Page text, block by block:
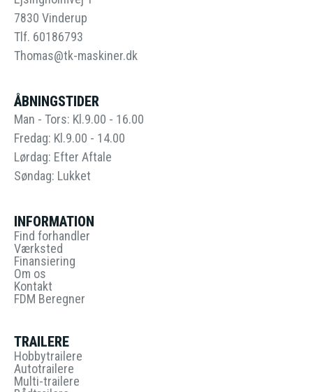
7830 Vinderup
Tlf. 60186793
Thomas@tk-maskiner.dk
ÅBNINGSTIDER
Man - Tors: Kl.9.00 - 16.00
Fredag: Kl.9.00 - 14.00
Lørdag: Efter Aftale
Søndag: Lukket
INFORMATION
Find forhandler
Værksted
Finansiering
Om os
Kontakt
FDM Beregner
TRAILERE
Hobbytrailere
Autotrailere
Multi-trailere